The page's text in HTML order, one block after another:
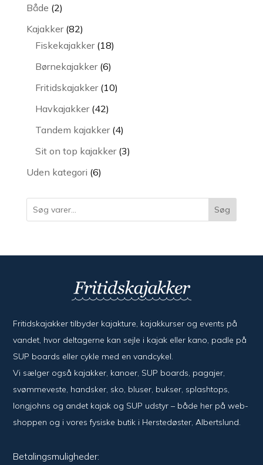
Både 22
varer
Kajakker 8282
varer
Fiskekajakker 1818
Børnekajakker 66
varer
Fritidskajakker 1010
Havkajakker 4242
varer
Tandem kajakker 44
varer
Sit on top kajakker 33
Uden kategori 66
Søg
Fritidskajakker tilbyder kajak­ture, kajak­kurser og events på
vandet, hvor del­ta­ger­ne kan sejle i kajak eller kano, padle på
SUP boards eller cykle med en vand­cykel.
Vi sælger også kajak­ker, kanoer, SUP boards, pagajer,
svømme­veste, hand­sker, sko, bluser, bukser, splash­tops,
long­johns og andet kajak og SUP udstyr – både her på web­
shoppen og i vores fysiske butik i Her­sted­øster, Alberts­lund.
Betalingsmuligheder: